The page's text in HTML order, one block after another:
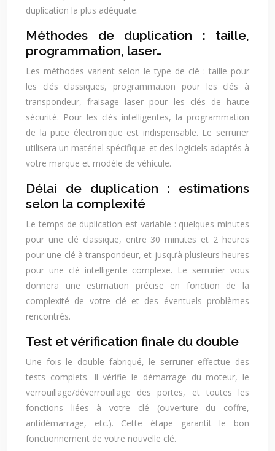
duplication la plus adéquate.
Méthodes de duplication : taille,
programmation, laser…
Les méthodes varient selon le type de clé : taille pour
les clés classiques, programmation pour les clés à
transpondeur, fraisage laser pour les clés de haute
sécurité. Pour les clés intelligentes, la programmation
de la puce électronique est indispensable. Le serrurier
utilisera un matériel spécifique et des logiciels adaptés à
votre marque et modèle de véhicule.
Délai de duplication : estimations
selon la complexité
Le temps de duplication est variable : quelques minutes
pour une clé classique, entre 30 minutes et 2 heures
pour une clé à transpondeur, et jusqu’à plusieurs heures
pour une clé intelligente complexe. Le serrurier vous
donnera une estimation précise en fonction de la
complexité de votre clé et des éventuels problèmes
rencontrés.
Test et vérification finale du double
Une fois le double fabriqué, le serrurier effectue des
tests complets. Il vérifie le démarrage du moteur, le
verrouillage/déverrouillage des portes, et toutes les
fonctions liées à votre clé (ouverture du coffre,
antidémarrage, etc.). Cette étape garantit le bon
fonctionnement de votre nouvelle clé.